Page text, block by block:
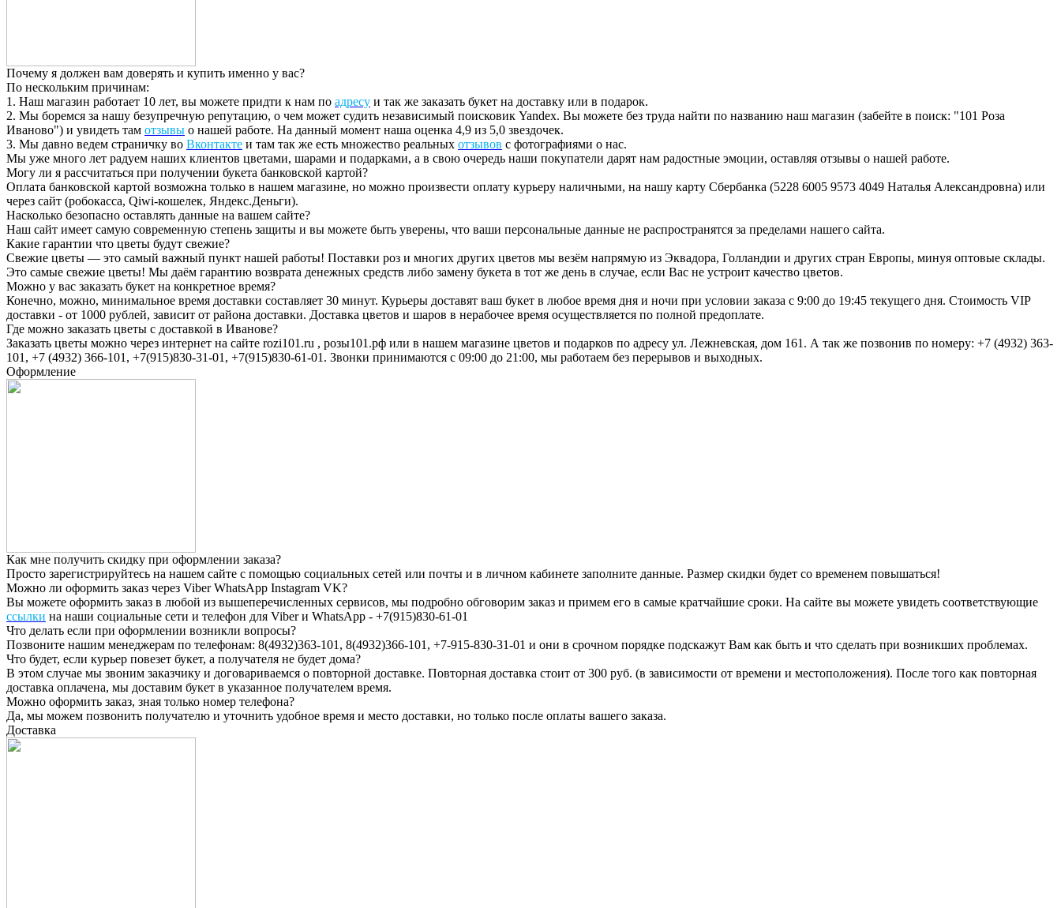
Почему я должен вам доверять и купить именно у вас?
По нескольким причинам:
1. Наш магазин работает 10 лет, вы можете придти к нам по адресу и так же заказать букет на доставку или в подарок.
2. Мы боремся за нашу безупречную репутацию, о чем может судить независимый поисковик Yandex. Вы можете без труда найти по названию наш магазин (забейте в поиск: "101 Роза
Иваново") и увидеть там отзывы о нашей работе. На данный момент наша оценка 4,9 из 5,0 звездочек.
3. Мы давно ведем страничку во Вконтакте и там так же есть множество реальных отзывов с фотографиями о нас.
Мы уже много лет радуем наших клиентов цветами, шарами и подарками, а в свою очередь наши покупатели дарят нам радостные эмоции, оставляя отзывы о нашей работе.
Могу ли я рассчитаться при получении букета банковской картой?
Оплата банковской картой возможна только в нашем магазине, но можно произвести оплату курьеру наличными, на нашу карту Сбербанка (5228 6005 9573 4049 Наталья Александровна) или
через сайт (робокасса, Qiwi-кошелек, Яндекс.Деньги).
Насколько безопасно оставлять данные на вашем сайте?
Наш сайт имеет самую современную степень защиты и вы можете быть уверены, что ваши персональные данные не распространятся за пределами нашего сайта.
Какие гарантии что цветы будут свежие?
Свежие цветы — это самый важный пункт нашей работы! Поставки роз и многих других цветов мы везём напрямую из Эквадора, Голландии и других стран Европы, минуя оптовые склады.
Это самые свежие цветы! Мы даём гарантию возврата денежных средств либо замену букета в тот же день в случае, если Вас не устроит качество цветов.
Можно у вас заказать букет на конкретное время?
Конечно, можно, минимальное время доставки составляет 30 минут. Курьеры доставят ваш букет в любое время дня и ночи при условии заказа с 9:00 до 19:45 текущего дня. Стоимость VIP
доставки - от 1000 рублей, зависит от района доставки. Доставка цветов и шаров в нерабочее время осуществляется по полной предоплате.
Где можно заказать цветы с доставкой в Иванове?
Заказать цветы можно через интернет на сайте rozi101.ru , розы101.рф или в нашем магазине цветов и подарков по адресу ул. Лежневская, дом 161. А так же позвонив по номеру: +7 (4932) 363-
101, +7 (4932) 366-101, +7(915)830-31-01, +7(915)830-61-01. Звонки принимаются с 09:00 до 21:00, мы работаем без перерывов и выходных.
Оформление
Как мне получить скидку при оформлении заказа?
Просто зарегистрируйтесь на нашем сайте с помощью социальных сетей или почты и в личном кабинете заполните данные. Размер скидки будет со временем повышаться!
Можно ли оформить заказ через Viber WhatsApp Instagram VK?
Вы можете оформить заказ в любой из вышеперечисленных сервисов, мы подробно обговорим заказ и примем его в самые кратчайшие сроки. На сайте вы можете увидеть соответствующие
ссылки на наши социальные сети и телефон для Viber и WhatsApp - +7(915)830-61-01
Что делать если при оформлении возникли вопросы?
Позвоните нашим менеджерам по телефонам: 8(4932)363-101, 8(4932)366-101, +7-915-830-31-01 и они в срочном порядке подскажут Вам как быть и что сделать при возникших проблемах.
Что будет, если курьер повезет букет, а получателя не будет дома?
В этом случае мы звоним заказчику и договариваемся о повторной доставке. Повторная доставка стоит от 300 руб. (в зависимости от времени и местоположения). После того как повторная
доставка оплачена, мы доставим букет в указанное получателем время.
Можно оформить заказ, зная только номер телефона?
Да, мы можем позвонить получателю и уточнить удобное время и место доставки, но только после оплаты вашего заказа.
Доставка